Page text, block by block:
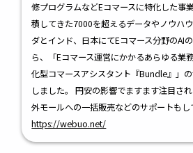
修プログラムなどEコマースに特化した事
積してきた7000を超えるデータやノウハ
ダとインド、日本にてEコマース分野のAI
ら、「Eコマース運営にかかるあらゆる業
化型コマースアシスタント『Bundle』」
しました。 円安の影響でますます注目さ
外モールへの一括販売などのサポートもし
https://webuo.net/